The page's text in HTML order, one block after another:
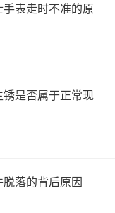
表走时不准的原
是否属于正常现
落的背后原因